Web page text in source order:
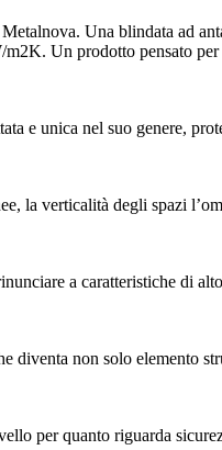
Una blindata ad
Un prodotto pensato
e unica nel suo genere,
la verticalità degli spazi
a caratteristiche di
diventa non solo elemento
per quanto riguarda